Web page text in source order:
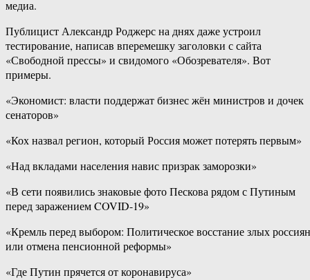
медиа.
Публицист Александр Роджерс на днях даже устроил
тестирование, написав вперемешку заголовки с сайта
«Свободной прессы» и свидомого «Обозревателя». Вот
примеры.
«Экономист: власти поддержат бизнес жён министров и дочек
сенаторов»
«Кох назвал регион, который Россия может потерять первым»
«Над вкладами населения навис призрак заморозки»
«В сети появились знаковые фото Пескова рядом с Путиным
перед заражением COVID-19»
«Кремль перед выбором: Политическое восстание злых россиян
или отмена пенсионной реформы»
«Где Путин прячется от коронавируса»